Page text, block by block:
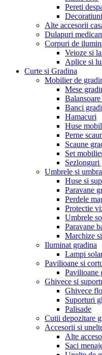
Pereti
Alte accesorii
Dulapuri
Corpuri de
Veioze si
Aplice si
Curte si Gradina
Mobilier de
Mese
Banci
Hamacuri
Huse
Perne
Scaune
Set
Sezlonguri
Umbrele si
Huse si
Paravane
Perdele
Protectie
Umbrele
Paravane
Marchize
Iluminat gradina
Lampi
Pavilioane si
Pavilioane
Ghivece si
Ghivece
Suporturi
Palisade
Cutii depozitare
Accesorii si
Alte
Saci